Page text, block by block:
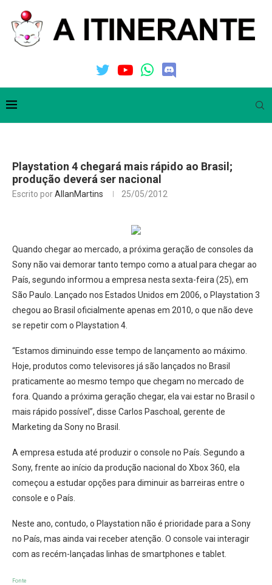
Playstation 4 chegará mais rápido ao Brasil;
produção deverá ser nacional
Escrito porAllanMartins 25/05/2012
Quando chegar ao mercado, a próxima geração de consoles da
Sony não vai demorar tanto tempo como a atual para chegar ao
País, segundo informou a empresa nesta sexta-feira (25), em
São Paulo. Lançado nos Estados Unidos em 2006, o Playstation 3
chegou ao Brasil oficialmente apenas em 2010, o que não deve
se repetir com o Playstation 4.
“Estamos diminuindo esse tempo de lançamento ao máximo.
Hoje, produtos como televisores já são lançados no Brasil
praticamente ao mesmo tempo que chegam no mercado de
fora. Quando a próxima geração chegar, ela vai estar no Brasil o
mais rápido possível”, disse Carlos Paschoal, gerente de
Marketing da Sony no Brasil.
A empresa estuda até produzir o console no País. Segundo a
Sony, frente ao início da produção nacional do Xbox 360, ela
começou a estudar opções para diminuir as barreiras entre o
console e o País.
Neste ano, contudo, o Playstation não é prioridade para a Sony
no País, mas ainda vai receber atenção. O console vai interagir
com as recém-lançadas linhas de smartphones e tablet.
Fonte